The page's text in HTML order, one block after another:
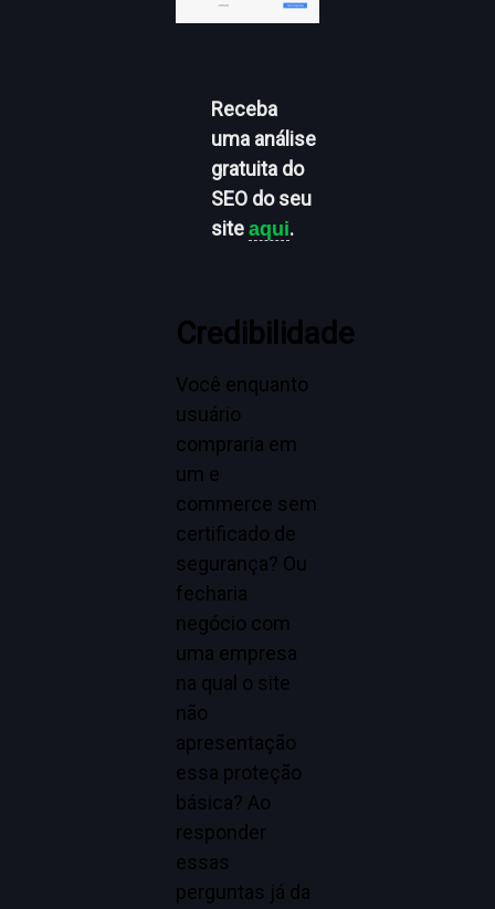
Receba
uma análise
gratuita do
SEO do seu
siteaqui.
Credibilidade
Você enquanto
usuário
compraria em
um e
commerce sem
certificado de
segurança? Ou
fecharia
negócio com
uma empresa
na qual o site
não
apresentação
essa proteção
básica? Ao
responder
essas
perguntas já da